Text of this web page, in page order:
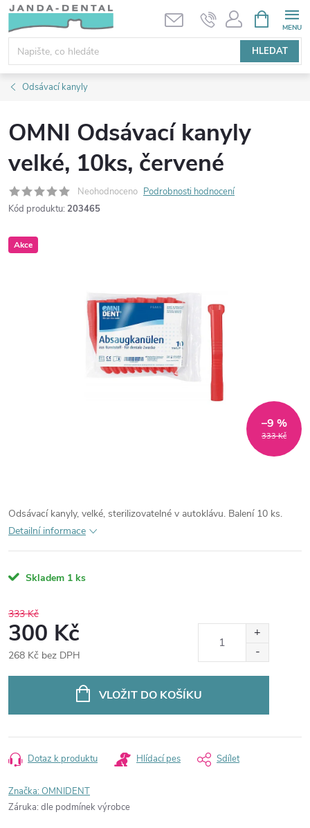
Přejít
obsah
HLEDAT
NÁKUPNÍ
KOŠÍK
Odsávací kanyly
OMNI Odsávací kanyly
velké, 10ks, červené
Neohodnoceno Podrobnosti hodnocení
Kód produktu: 203465
Akce
333 Kč
–9 %
Odsávací kanyly, velké, sterilizovatelné v autoklávu. Balení 10 ks.
Detailní informace
Skladem 1 ks
333 Kč
300 Kč
268 Kč bez DPH
VLOŽIT DO KOŠÍKU
Dotaz k produktu Hlídací pes Sdílet
Značka:OMNIDENT
Záruka: dle podmínek výrobce